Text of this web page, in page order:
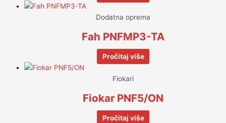
Dodatna oprema
Fah PNFMP3-TA
Pročitaj više
Fiokari
Fiokar PNF5/ON
Pročitaj više